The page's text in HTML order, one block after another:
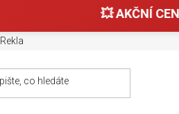
💥 AKČNÍ
Reklamace, výměny a vrácení zboží